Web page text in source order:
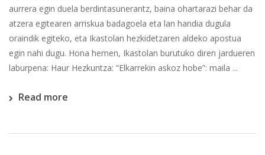
aurrera egin duela berdintasunerantz, baina ohartarazi behar da
atzera egitearen arriskua badagoela eta lan handia dugula
oraindik egiteko, eta Ikastolan hezkidetzaren aldeko apostua
egin nahi dugu. Hona hemen, Ikastolan burutuko diren jardueren
laburpena: Haur Hezkuntza: “Elkarrekin askoz hobe”: maila ...
Read more